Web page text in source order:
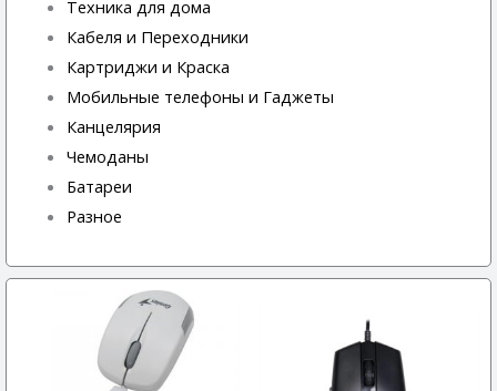
Техника для дома
Кабеля и Переходники
Картриджи и Краска
Мобильные телефоны и Гаджеты
Канцелярия
Чемоданы
Батареи
Разное